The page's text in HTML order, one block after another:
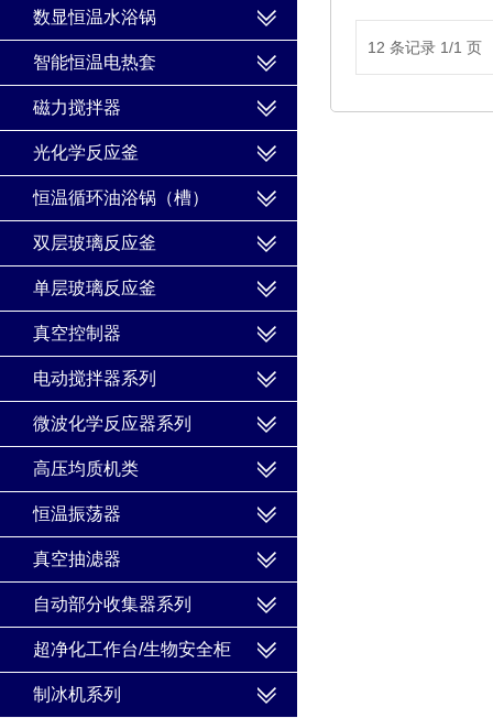
12 条记录 1/1 页
数显恒温水浴锅
智能恒温电热套
磁力搅拌器
光化学反应釜
恒温循环油浴锅（槽）
双层玻璃反应釜
单层玻璃反应釜
真空控制器
电动搅拌器系列
微波化学反应器系列
高压均质机类
恒温振荡器
真空抽滤器
自动部分收集器系列
超净化工作台/生物安全柜
制冰机系列